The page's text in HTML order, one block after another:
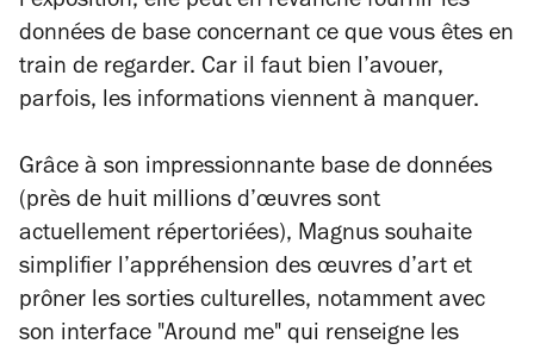
données de base concernant ce que vous êtes en
train de regarder. Car il faut bien l’avouer,
parfois, les informations viennent à manquer.
Grâce à son impressionnante base de données
(près de huit millions d’œuvres sont
actuellement répertoriées), Magnus souhaite
simplifier l’appréhension des œuvres d’art et
prôner les sorties culturelles, notamment avec
son interface "Around me" qui renseigne les